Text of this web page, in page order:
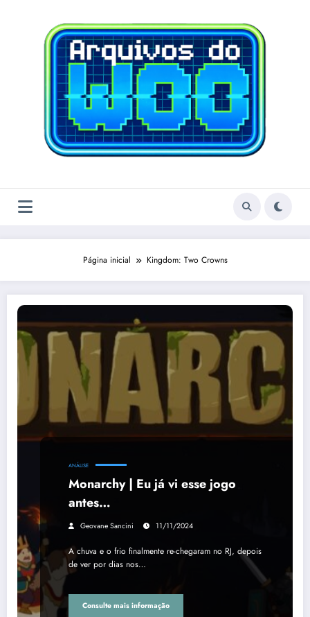
Página inicial Kingdom: Two Crowns
ANÁLISE
Monarchy | Eu já vi esse jogo
antes…
Geovane Sancini 11/11/2024
A chuva e o frio finalmente re-chegaram no RJ, depois
de ver por dias nos…
Consulte mais informação